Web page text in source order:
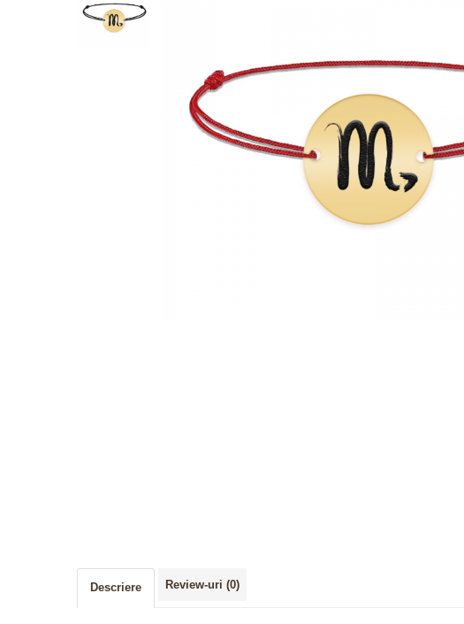
Bijuterii pentru barbati
Descriere Review-uri (0)